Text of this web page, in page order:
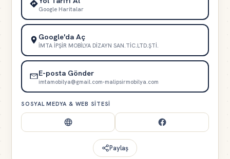
Google Haritalar
Google'da Aç
İMTA İPŞİR MOBİLYA DİZAYN SAN.TİC.LTD.ŞTİ.
E-posta Gönder
imtamobilya@gmail.com-malipsirmobilya.com
SOSYAL MEDYA & WEB SITESI
Paylaş